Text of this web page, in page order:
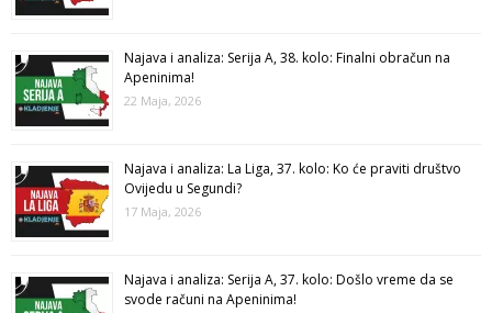
Najava i analiza: Serija A, 38. kolo: Finalni obračun na
Apeninima!
22 Maja, 2026
Najava i analiza: La Liga, 37. kolo: Ko će praviti društvo
Ovijedu u Segundi?
17 Maja, 2026
Najava i analiza: Serija A, 37. kolo: Došlo vreme da se
svode računi na Apeninima!